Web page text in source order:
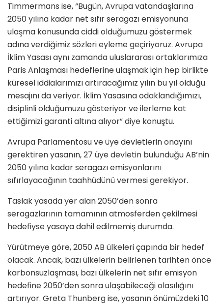
Timmermans ise, “Bugün, Avrupa vatandaşlarına
2050 yılına kadar net sıfır seragazı emisyonuna
ulaşma konusunda ciddi olduğumuzu göstermek
adına verdiğimiz sözleri eyleme geçiriyoruz. Avrupa
İklim Yasası aynı zamanda uluslararası ortaklarımıza
Paris Anlaşması hedeflerine ulaşmak için hep birlikte
küresel iddialarımızı artıracağımız yılın bu yıl olduğu
mesajını da veriyor. İklim Yasasına odaklandığımızı,
disiplinli olduğumuzu gösteriyor ve ilerleme kat
ettiğimizi garanti altına alıyor” diye konuştu.
Avrupa Parlamentosu ve üye devletlerin onayını
gerektiren yasanın, 27 üye devletin bulunduğu AB’nin
2050 yılına kadar seragazı emisyonlarını
sıfırlayacağının taahhüdünü vermesi gerekiyor.
Taslak yasada yer alan 2050’den sonra
seragazlarının tamamının atmosferden çekilmesi
hedefiyse yasaya dahil edilmemiş durumda.
Yürütmeye göre, 2050 AB ülkeleri çapında bir hedef
olacak. Ancak, bazı ülkelerin belirlenen tarihten önce
karbonsuzlaşması, bazı ülkelerin net sıfır emisyon
hedefine 2050’den sonra ulaşabileceği olasılığını
artırıyor. Greta Thunberg ise, yasanın önümüzdeki 10